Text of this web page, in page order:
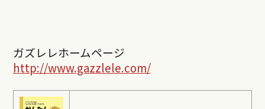
ガズレレホームページ
http://www.gazzlele.com/